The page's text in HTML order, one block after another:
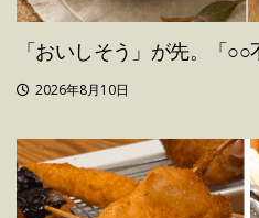
「おいしそう」が先。「○○
2026年8月10日